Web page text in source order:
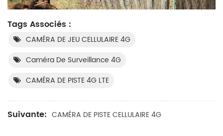
Tags Associés :
CAMÉRA DE JEU CELLULAIRE 4G
Caméra De Surveillance 4G
CAMÉRA DE PISTE 4G LTE
Suivante: CAMÉRA DE PISTE CELLULAIRE 4G